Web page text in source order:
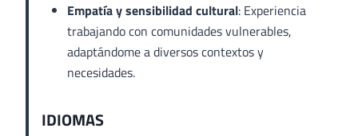
Empatía y sensibilidad cultural: Experiencia
trabajando con comunidades vulnerables,
adaptándome a diversos contextos y
necesidades.
IDIOMAS